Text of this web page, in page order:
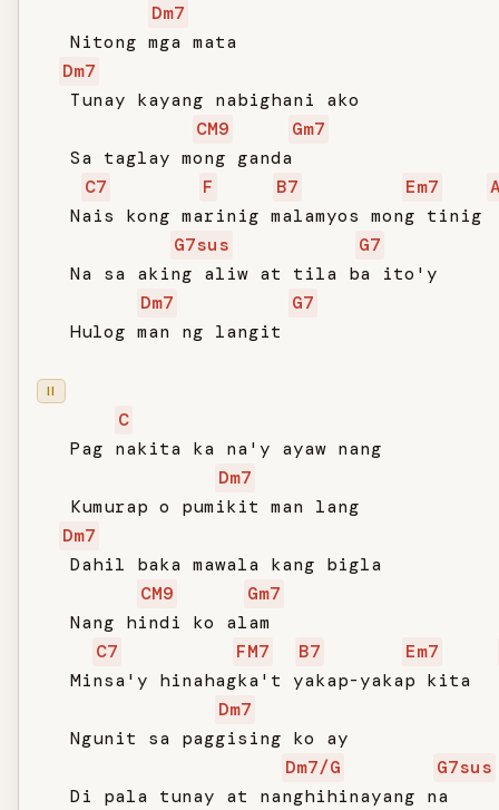
Dm7
   Nitong mga mata
Dm7
   Tunay kayang nabighani ako
CM9
Gm7
   Sa taglay mong ganda
C7
F B7 Em7
   Nais kong marinig malamyos mong tinig
G7sus
G7
   Na sa aking aliw at tila ba ito'y
Dm7
G7
   Hulog man ng langit
II
C
   Pag nakita ka na'y ayaw nang
Dm7
   Kumurap o pumikit man lang
Dm7
   Dahil baka mawala kang bigla
CM9
Gm7
   Nang hindi ko alam
C7
FM7 B7
Em7
   Minsa'y hinahagka't yakap-yakap kita
Dm7
   Ngunit sa paggising ko ay
Dm7/G
G7sus
   Di pala tunay at nanghihinayang na